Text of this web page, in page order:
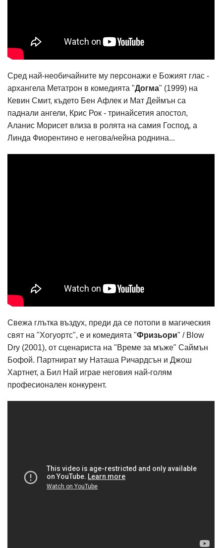
Сред най-необичайните му персонажи е Божият глас -
архангела Метатрон в комедията "Догма" (1999) на
Кевин Смит, където Бен Афлек и Мат Деймън са
паднали ангели, Крис Рок - тринайсетия апостол,
Аланис Морисет влиза в ролята на самия Господ, а
Линда Фиорентино е негова/нейна роднина...
Свежа глътка въздух, преди да се потопи в магическия
свят на "Хогуортс", е и комедията "Фризьори" / Blow
Dry (2001), от сценариста на "Време за мъже" Саймън
Бофой. Партнират му Наташа Ричардсън и Джош
Хартнет, а Бил Най играе неговия най-голям
професионален конкурент.